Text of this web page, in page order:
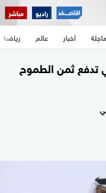
راديو مباشر
أخبار عالم رياضة
تدفع ثمن الطموح